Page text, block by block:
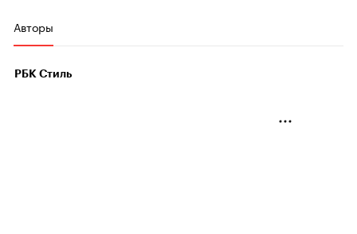
Авторы
РБК Стиль